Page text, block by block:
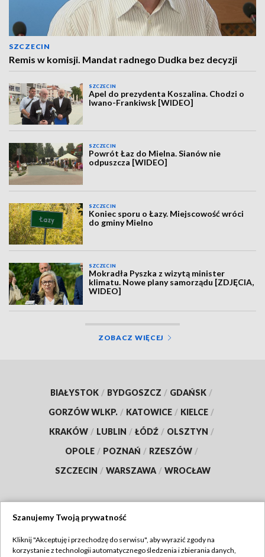
SZCZECIN
Remis w komisji. Mandat radnego Dudka bez decyzji
SZCZECIN
Apel do prezydenta Koszalina. Chodzi o
Iwano-Frankiwsk [WIDEO]
SZCZECIN
Powrót Łaz do Mielna. Sianów nie
odpuszcza [WIDEO]
SZCZECIN
Koniec sporu o Łazy. Miejscowość wróci
do gminy Mielno
SZCZECIN
Mokradła Pyszka z wizytą minister
klimatu. Nowe plany samorządu [ZDJĘCIA,
WIDEO]
ZOBACZ WIĘCEJ
BIAŁYSTOK / BYDGOSZCZ / GDAŃSK /
GORZÓW WLKP. / KATOWICE / KIELCE /
KRAKÓW / LUBLIN / ŁÓDŹ / OLSZTYN /
OPOLE / POZNAŃ / RZESZÓW /
SZCZECIN / WARSZAWA / WROCŁAW
TVP
Szanujemy Twoją prywatność
Kliknij "Akceptuję i przechodzę do serwisu", aby wyrazić zgody na
korzystanie z technologii automatycznego śledzenia i zbierania danych,